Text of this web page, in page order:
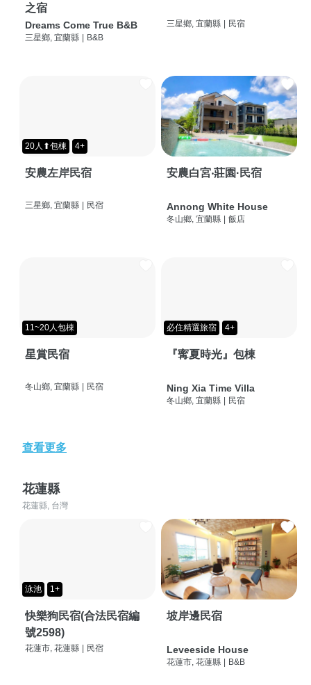
之宿
Dreams Come True B&B
三星鄉, 宜蘭縣 | B&B
三星鄉, 宜蘭縣 | 民宿
20人⬆包棟 4+
安農左岸民宿
三星鄉, 宜蘭縣 | 民宿
安農白宮‧莊園·民宿
Annong White House
冬山鄉, 宜蘭縣 | 飯店
11~20人包棟
星賞民宿
冬山鄉, 宜蘭縣 民宿
必住精選旅宿 4+
『寗夏時光』包棟
Ning Xia Time Villa
冬山鄉, 宜蘭縣 民宿
查看更多
花蓮縣
花蓮縣, 台灣
泳池 1+
快樂狗民宿(合法民宿編
號2598)
花蓮市, 花蓮縣 民宿
坡岸邊民宿
Leveeside House
花蓮市, 花蓮縣 B&B